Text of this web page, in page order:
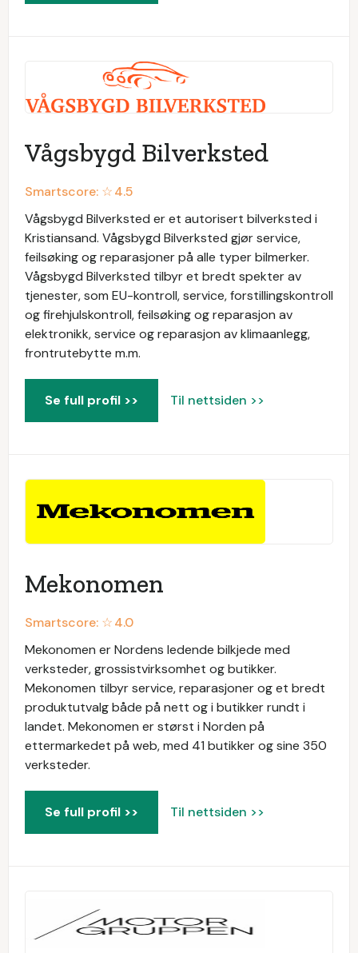
Vågsbygd Bilverksted
Smartscore: ☆4.5
Vågsbygd Bilverksted er et autorisert bilverksted i
Kristiansand. Vågsbygd Bilverksted gjør service,
feilsøking og reparasjoner på alle typer bilmerker.
Vågsbygd Bilverksted tilbyr et bredt spekter av
tjenester, som EU-kontroll, service, forstillingskontroll
og firehjulskontroll, feilsøking og reparasjon av
elektronikk, service og reparasjon av klimaanlegg,
frontrutebytte m.m.
Se full profil >> Til nettsiden >>
Mekonomen
Smartscore: ☆4.0
Mekonomen er Nordens ledende bilkjede med
verksteder, grossistvirksomhet og butikker.
Mekonomen tilbyr service, reparasjoner og et bredt
produktutvalg både på nett og i butikker rundt i
landet. Mekonomen er størst i Norden på
ettermarkedet på web, med 41 butikker og sine 350
verksteder.
Se full profil >> Til nettsiden >>